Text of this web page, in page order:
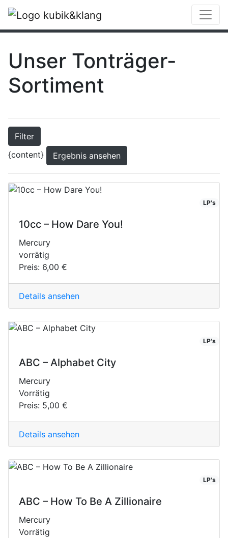
++ Betriebsferien vom 10.08. - 19.08. ab dem
20.08.2026 bin ich wieder für Sie da. ++
Unser Tonträger-
Sortiment
Filter
{content}
Ergebnis ansehen
LP's
10cc – How Dare You!
Mercury
vorrätig
Preis: 6,00 €
Details ansehen
LP's
ABC ‎– Alphabet City
Mercury
Vorrätig
Preis: 5,00 €
Details ansehen
LP's
ABC ‎– How To Be A Zillionaire
Mercury
Vorrätig